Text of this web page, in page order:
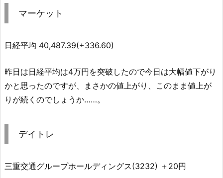
マーケット
日経平均 40,487.39(+336.60)
昨日は日経平均は4万円を突破したので今日は大幅値下がり
かと思ったのですが、まさかの値上がり、このまま値上が
りが続くのでしょうか……。
デイトレ
三重交通グループホールディングス(3232) ＋20円